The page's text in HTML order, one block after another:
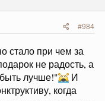
#984
стало при чем за
не радость, а
лучше!"
И
когда